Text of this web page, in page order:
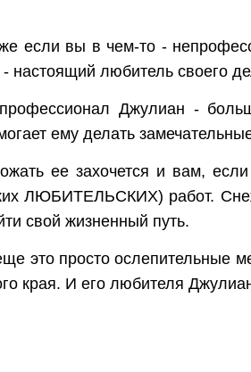
если вы в чем-то -
настоящий любитель своего
Джулиан -
ему делать
ее захочется и вам,
ЛЮБИТЕЛЬСКИХ) работ.
свой жизненный путь.
это просто ослепительные
края. И его любителя